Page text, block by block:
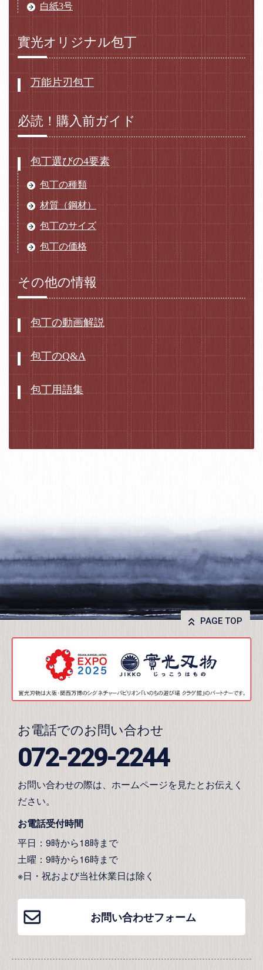
白紙3号
實光オリジナル包丁
万能片刃包丁
必読！購入前ガイド
包丁選びの4要素
包丁の種類
材質（鋼材）
包丁のサイズ
包丁の価格
その他の情報
包丁の動画解説
包丁のQ&A
包丁用語集
PAGE TOP
お電話でのお問い合わせ
072-229-2244
お問い合わせの際は、ホームページを見たとお伝えく
ださい。
お電話受付時間
平日：9時から18時まで
土曜：9時から16時まで
※日・祝および当社休業日は除く
お問い合わせフォーム